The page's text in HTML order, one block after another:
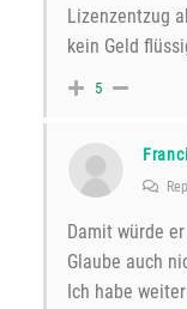
Lizenzentzug
kein Geld
5
Damit würde
Glaube auch
Ich habe